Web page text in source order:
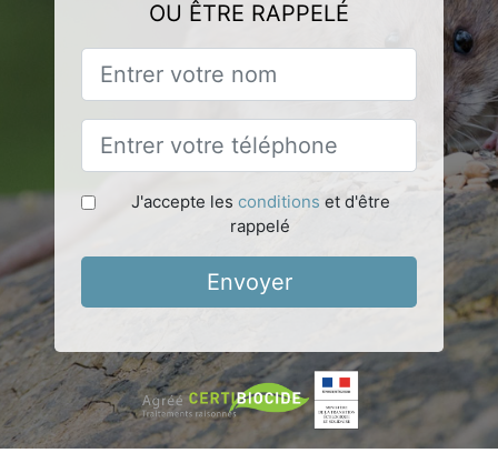
OU ÊTRE RAPPELÉ
J'accepte les conditions et d'être
rappelé
Envoyer